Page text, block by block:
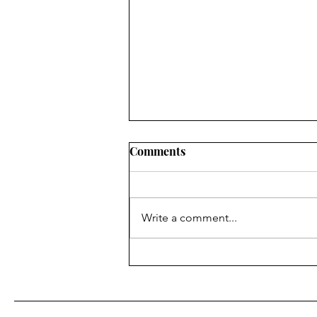
Ievadraksts: maijs 2024
Comments
Write a comment...